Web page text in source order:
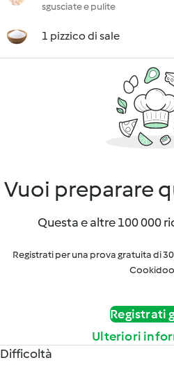
sgusciate e pulite
1 pizzico di sale
Vuoi preparare
Questa e altre 100 000
Registrati per una prova gratuita di
Registrati
Ulteriori
Difficoltà